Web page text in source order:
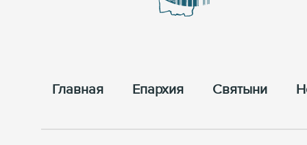
Главная Епархия Cвятыни